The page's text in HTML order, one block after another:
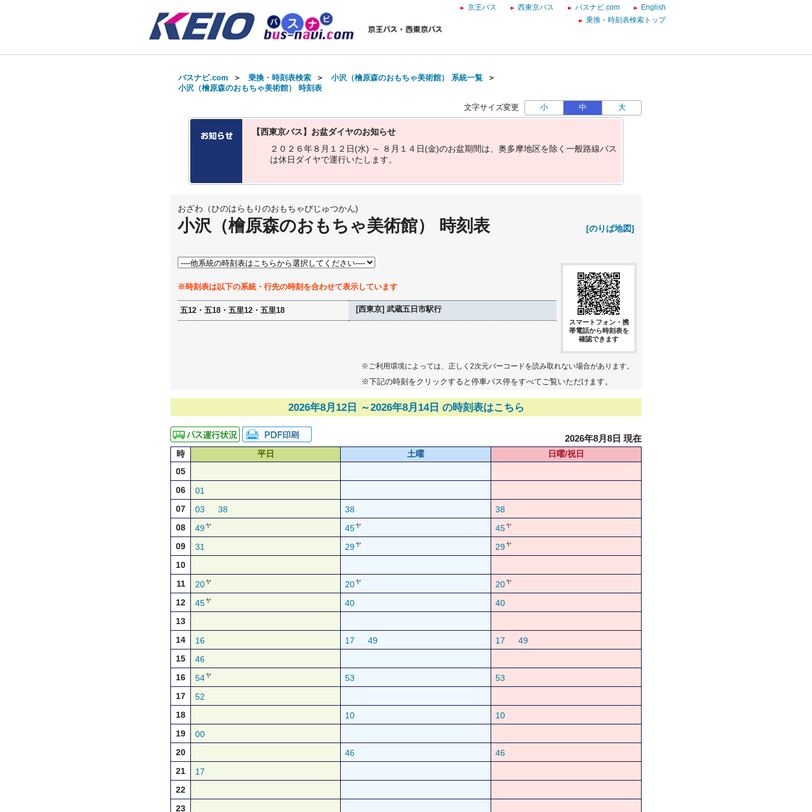
京王バス 西東京バス バスナビ.com
English
乗換・時刻表検索トップ
バスナビ.com ＞ 乗換・時刻表検索 ＞ 小沢（檜原森のおもちゃ美術館） 系統一覧 ＞
小沢（檜原森のおもちゃ美術館） 時刻表
文字サイズ変更 小 中 大
【西東京バス】お盆ダイヤのお知らせ
２ ０ ２ ６年８ 月 １ ２ 日(水) ～ ８ 月 １ ４ 日(金)のお盆期間は 奥多摩地区を除 く 一般路線バス
は休日 ダイヤで運行いた し ます。
おざわ（ひのはらもりのおもちゃびじゅつかん)
小沢（檜原森のおもちゃ美術館） 時刻表 [のりば地図]
※時刻表は以下の系統・行先の時刻を合わせて表示しています
五12・五18・五里12・五里18 [西東京] 武蔵五日市駅行
スマートフォン・携
帯電話から時刻表を
確認できます
※ご利用環境によっては、正しく2次元バーコードを読み取れない場合があります。
※下記の時刻をクリックすると停車バス停をすべてご覧いただけます。
2026年8月12日 ～2026年8月14日 の時刻表はこちら
2026年8月8日 現在
時 平日 土曜
日曜/祝日
05
06
01
07
03 38 38
38
08
49ヤ 45ヤ 45ヤ
09 31 29ヤ 29ヤ
10
11
20ヤ 20ヤ 20ヤ
12 45ヤ 40
40
13
14
16 17 49 17
49
15
46
16
54ヤ 53
53
17
52
18
10
10
19
00
20
46
46
21
17
22
23